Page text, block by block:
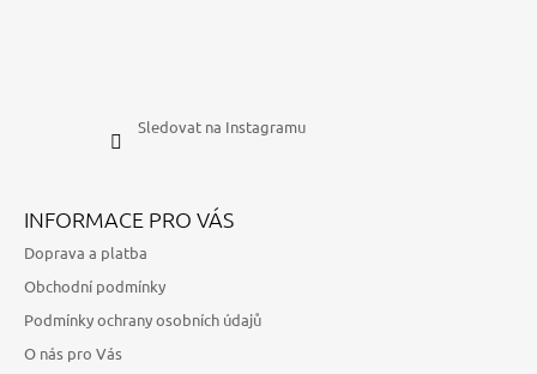
Sledovat na Instagramu
INFORMACE PRO VÁS
Doprava a platba
Obchodní podmínky
Podmínky ochrany osobních údajů
O nás pro Vás